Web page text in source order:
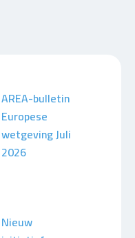
AREA-bulletin
Europese
wetgeving Juli
2026
Nieuw